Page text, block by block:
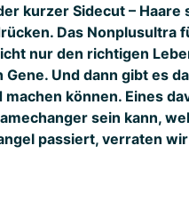
kurzer Sidecut – Haare
Das Nonplusultra
nur den richtigen
Und dann gibt es
können. Eines
sein kann,
passiert, verraten